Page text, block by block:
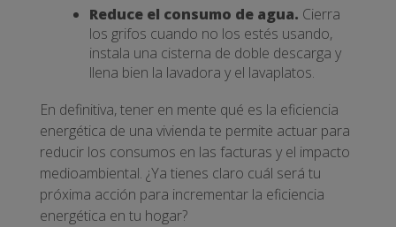
Reduce el consumo de agua. Cierra
los grifos cuando no los estés usando,
instala una cisterna de doble descarga y
llena bien la lavadora y el lavaplatos.
En definitiva, tener en mente qué es la eficiencia
energética de una vivienda te permite actuar para
reducir los consumos en las facturas y el impacto
medioambiental. ¿Ya tienes claro cuál será tu
próxima acción para incrementar la eficiencia
energética en tu hogar?